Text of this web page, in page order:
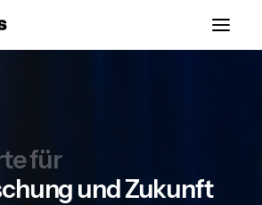
für
und Zukunft